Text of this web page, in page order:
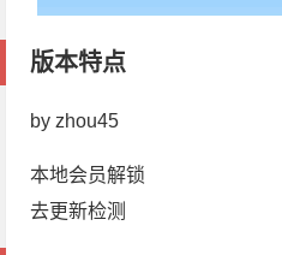
版本特点
by zhou45
本地会员解锁
去更新检测